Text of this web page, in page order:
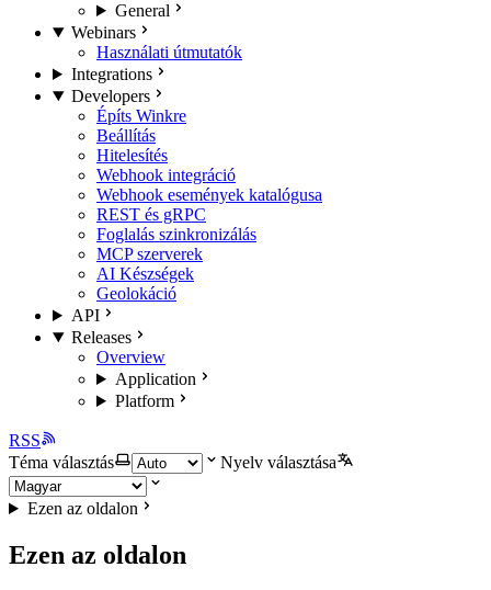
General
Webinars
Használati útmutatók
Integrations
Developers
Építs Winkre
Beállítás
Hitelesítés
Webhook integráció
Webhook események katalógusa
REST és gRPC
Foglalás szinkronizálás
MCP szerverek
AI Készségek
Geolokáció
API
Releases
Overview
Application
Platform
RSS
Téma választás
Nyelv választása
Ezen az oldalon
Ezen az oldalon